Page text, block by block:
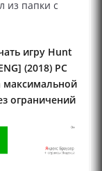
из папки с
игру Hunt
(2018) PC
максимальной
ограничений